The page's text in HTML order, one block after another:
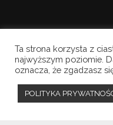
Krakowski
Copyright ©
Ta strona korzysta z
najwyższym poziomie.
oznacza, że zgadzasz
POLITYKA